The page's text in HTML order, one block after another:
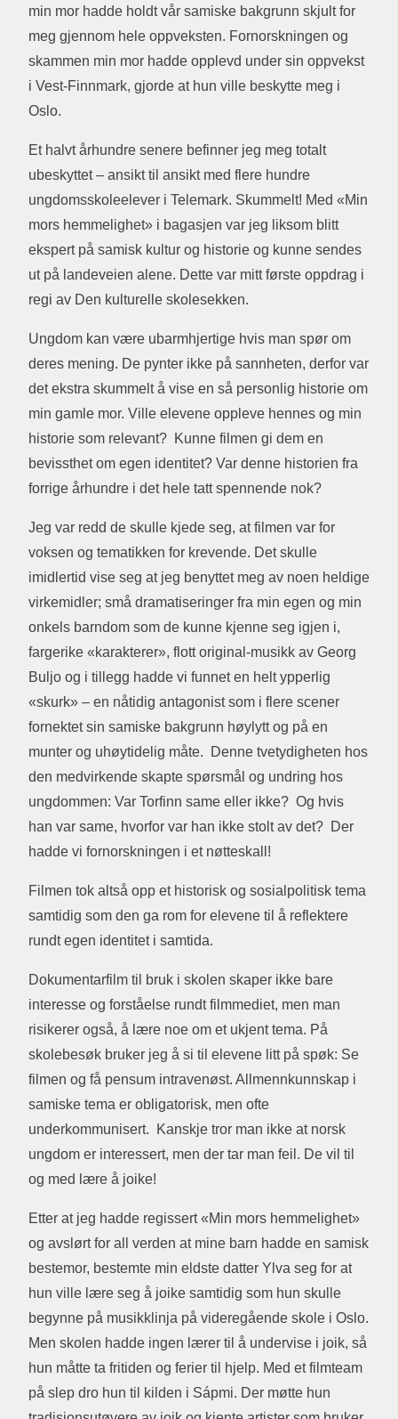
min mor hadde holdt vår samiske bakgrunn skjult for
meg gjennom hele oppveksten. Fornorskningen og
skammen min mor hadde opplevd under sin oppvekst
i Vest-Finnmark, gjorde at hun ville beskytte meg i
Oslo.
Et halvt århundre senere befinner jeg meg totalt
ubeskyttet – ansikt til ansikt med flere hundre
ungdomsskoleelever i Telemark. Skummelt! Med «Min
mors hemmelighet» i bagasjen var jeg liksom blitt
ekspert på samisk kultur og historie og kunne sendes
ut på landeveien alene. Dette var mitt første oppdrag i
regi av Den kulturelle skolesekken.
Ungdom kan være ubarmhjertige hvis man spør om
deres mening. De pynter ikke på sannheten, derfor var
det ekstra skummelt å vise en så personlig historie om
min gamle mor. Ville elevene oppleve hennes og min
historie som relevant? Kunne filmen gi dem en
bevissthet om egen identitet? Var denne historien fra
forrige århundre i det hele tatt spennende nok?
Jeg var redd de skulle kjede seg, at filmen var for
voksen og tematikken for krevende. Det skulle
imidlertid vise seg at jeg benyttet meg av noen heldige
virkemidler; små dramatiseringer fra min egen og min
onkels barndom som de kunne kjenne seg igjen i,
fargerike «karakterer», flott original-musikk av Georg
Buljo og i tillegg hadde vi funnet en helt ypperlig
«skurk» – en nåtidig antagonist som i flere scener
fornektet sin samiske bakgrunn høylytt og på en
munter og uhøytidelig måte. Denne tvetydigheten hos
den medvirkende skapte spørsmål og undring hos
ungdommen: Var Torfinn same eller ikke? Og hvis
han var same, hvorfor var han ikke stolt av det? Der
hadde vi fornorskningen i et nøtteskall!
Filmen tok altså opp et historisk og sosialpolitisk tema
samtidig som den ga rom for elevene til å reflektere
rundt egen identitet i samtida.
Dokumentarfilm til bruk i skolen skaper ikke bare
interesse og forståelse rundt filmmediet, men man
risikerer også, å lære noe om et ukjent tema. På
skolebesøk bruker jeg å si til elevene litt på spøk: Se
filmen og få pensum intravenøst. Allmennkunnskap i
samiske tema er obligatorisk, men ofte
underkommunisert. Kanskje tror man ikke at norsk
ungdom er interessert, men der tar man feil. De vil til
og med lære å joike!
Etter at jeg hadde regissert «Min mors hemmelighet»
og avslørt for all verden at mine barn hadde en samisk
bestemor, bestemte min eldste datter Ylva seg for at
hun ville lære seg å joike samtidig som hun skulle
begynne på musikklinja på videregående skole i Oslo.
Men skolen hadde ingen lærer til å undervise i joik, så
hun måtte ta fritiden og ferier til hjelp. Med et filmteam
på slep dro hun til kilden i Sápmi. Der møtte hun